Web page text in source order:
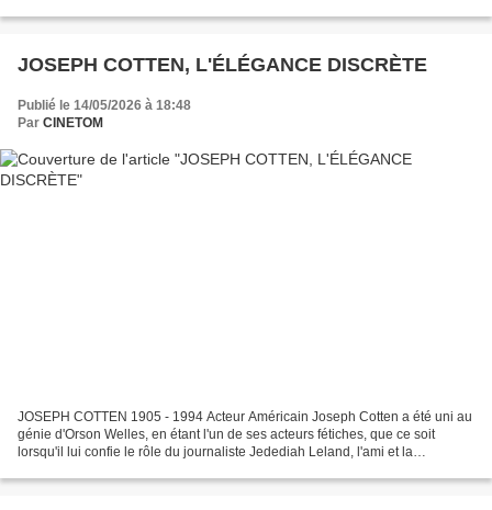
JOSEPH COTTEN, L'ÉLÉGANCE DISCRÈTE
Publié le 14/05/2026 à 18:48
Par CINETOM
JOSEPH COTTEN 1905 - 1994 Acteur Américain Joseph Cotten a été uni au
génie d'Orson Welles, en étant l'un de ses acteurs fétiches, que ce soit
lorsqu'il lui confie le rôle du journaliste Jedediah Leland, l'ami et la